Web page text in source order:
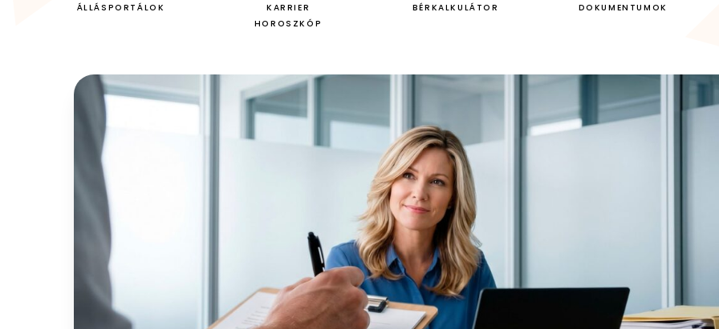
ÁLLÁSPORTÁLOK
KARRIER
HOROSZKÓP
BÉRKALKULÁTOR DOKUMENTUMOK